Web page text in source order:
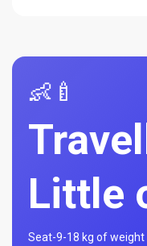
👶🍼
Little
Seat-9-18 kg of weight